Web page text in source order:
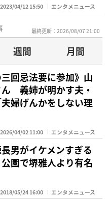
2023/04/12 15:50 エンタメニュース
最終更新：2026/08/07 21:00
週間
月間
三回忌法要に参加》山
義姉が明かす夫・
婦げんかをしない理
2026/04/02 11:00 エンタメニュース
男がイケメンすぎる
園で堺雅人より有名
2018/05/24 16:00 エンタメニュース